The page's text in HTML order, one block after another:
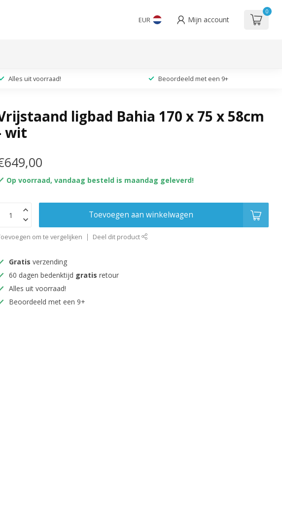
EUR Mijn account
0
Alles uit voorraad! Beoordeeld met een 9+
ligbad Bahia 170 x 75 x 58cm
wit
Op voorraad, vandaag besteld is maandag geleverd!
Toevoegen aan winkelwagen
om te vergelijken Deel dit product
Gratis verzending
60 dagen bedenktijd gratis retour
Alles uit voorraad!
Beoordeeld met een 9+